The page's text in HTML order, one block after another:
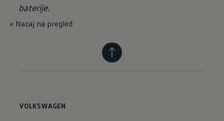
baterije.
« Nazaj na pregled
VOLKSWAGEN